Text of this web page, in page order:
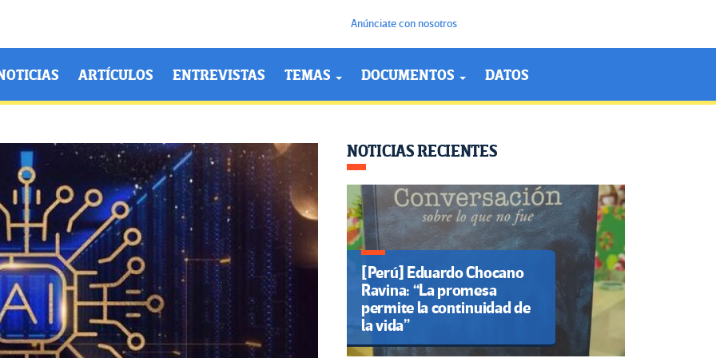
Anúnciate con nosotros
ARTÍCULOS ENTREVISTAS TEMAS DOCUMENTOS DATOS
NOTICIAS RECIENTES
[Perú] Eduardo Chocano
Ravina: “La promesa
permite la continuidad de
la vida”